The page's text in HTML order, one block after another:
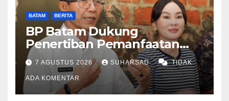
BATAM BERITA
BP Batam Dukung
Penertiban Pemanfaatan
Ruang Laut Sesuai
Ketentuan Peraturan
Perundang-undangan
7 AGUSTUS 2026 SUHARSAD TIDAK
ADA KOMENTAR